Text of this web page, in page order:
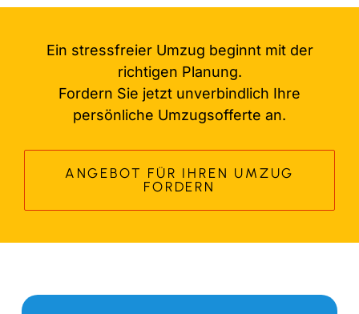
Ein stressfreier Umzug beginnt mit der
richtigen Planung.
Fordern Sie jetzt unverbindlich Ihre
persönliche Umzugsofferte an.
ANGEBOT FÜR IHREN UMZUG
FORDERN